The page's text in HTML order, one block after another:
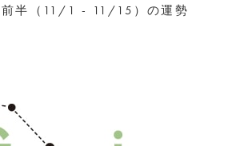
半（11/1 - 11/15）の運勢